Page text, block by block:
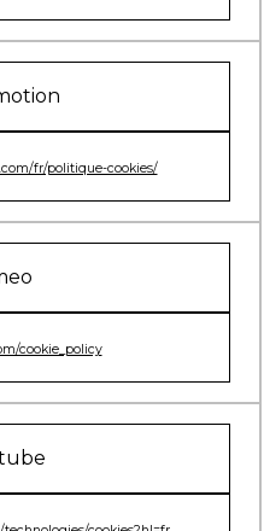
fr/politique-cookies/
cookie_policy